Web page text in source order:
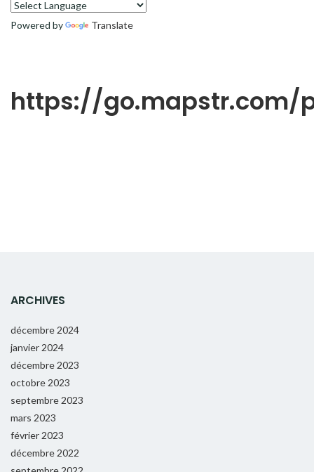
Powered by Translate
https://go.mapstr.com/
ARCHIVES
décembre 2024
janvier 2024
décembre 2023
octobre 2023
septembre 2023
mars 2023
février 2023
décembre 2022